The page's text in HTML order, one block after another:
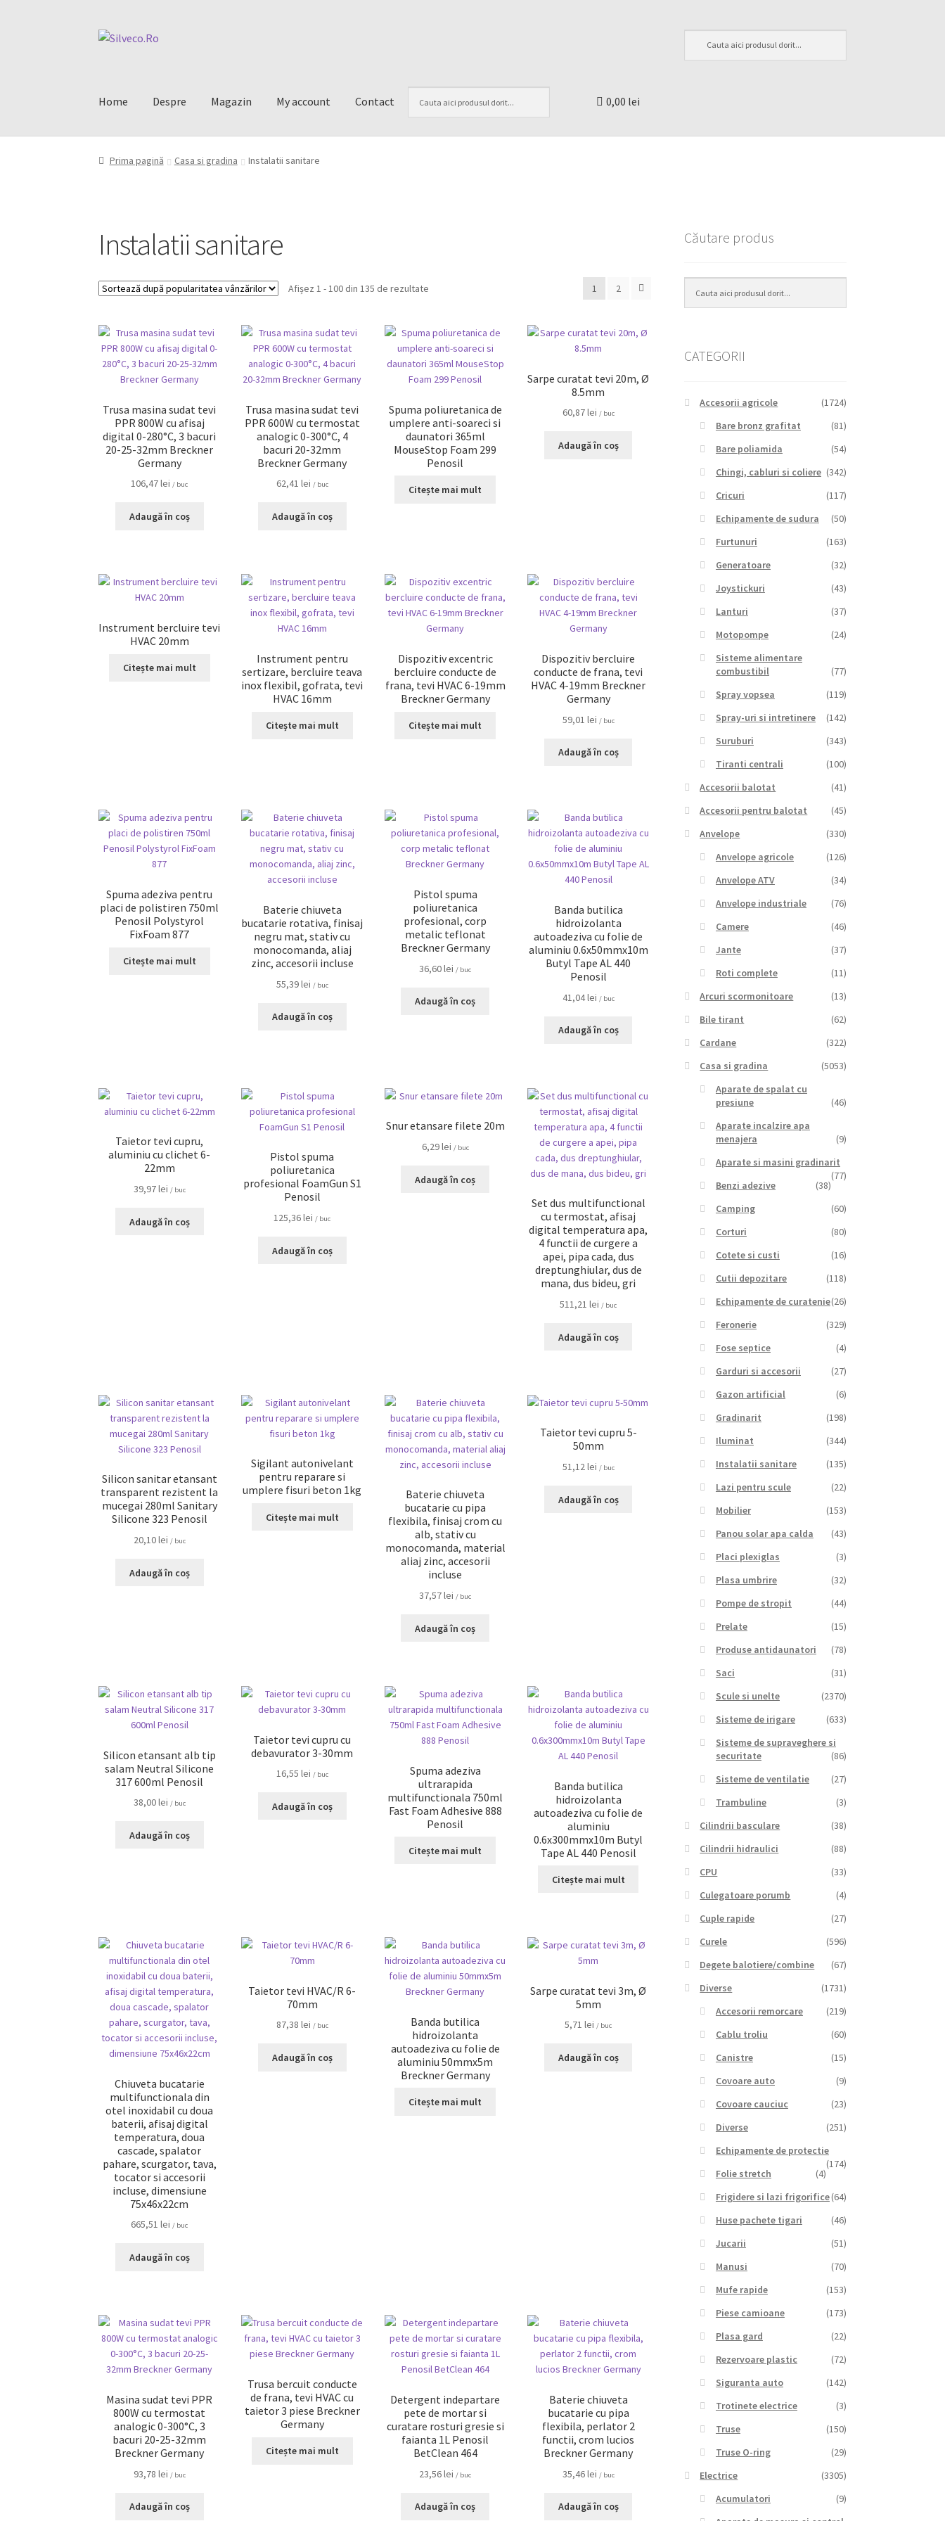
Home Despre Magazin My account Contact 0,00 lei
Prima pagină Casa si gradina Instalatii sanitare
Instalatii sanitare
Afișez 1 - 100 din 135 de rezultate 1 2
Trusa masina sudat tevi
PPR 800W cu afisaj
digital 0-280°C, 3 bacuri
20-25-32mm Breckner
Germany
106,47lei / buc
Adaugă în coș
Trusa masina sudat tevi
PPR 600W cu termostat
analogic 0-300°C, 4
bacuri 20-32mm
Breckner Germany
62,41 lei / buc
Adaugă în coș
Spuma poliuretanica de
umplere anti-soareci si
daunatori 365ml
MouseStop Foam 299
Penosil
Citește mai mult
Sarpe curatat tevi 20m, Ø
8.5mm
60,87lei / buc
Adaugă în coș
Instrument bercluire tevi
HVAC 20mm
Citește mai mult
Instrument pentru
sertizare, bercluire teava
inox flexibil, gofrata, tevi
HVAC 16mm
Citește mai mult
Dispozitiv excentric
bercluire conducte de
frana, tevi HVAC 6-19mm
Breckner Germany
Citește mai mult
Dispozitiv bercluire
conducte de frana, tevi
HVAC 4-19mm Breckner
Germany
59,01 lei / buc
Adaugă în coș
Spuma adeziva pentru
placi de polistiren 750ml
Penosil Polystyrol
FixFoam 877
Citește mai mult
Baterie chiuveta
bucatarie rotativa, finisaj
negru mat, stativ cu
monocomanda, aliaj
zinc, accesorii incluse
55,39lei / buc
Adaugă în coș
Pistol spuma
poliuretanica
profesional, corp
metalic teflonat
Breckner Germany
36,60lei / buc
Adaugă în coș
Banda butilica
hidroizolanta
autoadeziva cu folie de
aluminiu 0.6x50mmx10m
Butyl Tape AL 440
Penosil
41,04lei / buc
Adaugă în coș
Taietor tevi cupru,
aluminiu cu clichet 6-
22mm
39,97lei / buc
Adaugă în coș
Pistol spuma
poliuretanica
profesional FoamGun S1
Penosil
125,36lei / buc
Adaugă în coș
Snur etansare filete 20m
6,29lei / buc
Adaugă în coș
Set dus multifunctional
cu termostat, afisaj
digital temperatura apa,
4 functii de curgere a
apei, pipa cada, dus
dreptunghiular, dus de
mana, dus bideu, gri
511,21 lei / buc
Adaugă în coș
Silicon sanitar etansant
transparent rezistent la
mucegai 280ml Sanitary
Silicone 323 Penosil
20,10lei / buc
Adaugă în coș
Sigilant autonivelant
pentru reparare si
umplere fisuri beton 1kg
Citește mai mult
Baterie chiuveta
bucatarie cu pipa
flexibila, finisaj crom cu
alb, stativ cu
monocomanda, material
aliaj zinc, accesorii
incluse
37,57lei / buc
Adaugă în coș
Taietor tevi cupru 5-
50mm
51,12lei / buc
Adaugă în coș
Silicon etansant alb tip
salam Neutral Silicone
317 600ml Penosil
38,00lei / buc
Adaugă în coș
Taietor tevi cupru cu
debavurator 3-30mm
16,55 lei / buc
Adaugă în coș
Spuma adeziva
ultrarapida
multifunctionala 750ml
Fast Foam Adhesive 888
Penosil
Citește mai mult
Banda butilica
hidroizolanta
autoadeziva cu folie de
aluminiu
0.6x300mmx10m Butyl
Tape AL 440 Penosil
Citește mai mult
Chiuveta bucatarie
multifunctionala din
otel inoxidabil cu doua
baterii, afisaj digital
temperatura, doua
cascade, spalator
pahare, scurgator, tava,
tocator si accesorii
incluse, dimensiune
75x46x22cm
665,51lei / buc
Adaugă în coș
Taietor tevi HVAC/R 6-
70mm
87,38 lei / buc
Adaugă în coș
Banda butilica
hidroizolanta
autoadeziva cu folie de
aluminiu 50mmx5m
Breckner Germany
Citește mai mult
Sarpe curatat tevi 3m, Ø
5mm
5,71 lei / buc
Adaugă în coș
Masina sudat tevi PPR
800W cu termostat
analogic 0-300°C, 3
bacuri 20-25-32mm
Breckner Germany
93,78 lei / buc
Adaugă în coș
Trusa bercuit conducte
de frana, tevi HVAC cu
taietor 3 piese Breckner
Germany
Citește mai mult
Detergent indepartare
pete de mortar si
curatare rosturi gresie si
faianta 1L Penosil
BetClean 464
23,56lei / buc
Adaugă în coș
Baterie chiuveta
bucatarie cu pipa
flexibila, perlator 2
functii, crom lucios
Breckner Germany
35,46lei / buc
Adaugă în coș
Căutare produs
CATEGORII
Accesorii agricole
(1724)
Bare bronz grafitat
(81)
Bare poliamida
(54)
Chingi, cabluri si coliere (342)
Cricuri
(117)
Echipamente de sudura
(50)
Furtunuri
(163)
Generatoare
(32)
Joystickuri
(43)
Lanturi
(37)
Motopompe
(24)
Sisteme alimentare
combustibil
(77)
Spray vopsea
(119)
Spray-uri si intretinere
(142)
Suruburi
(343)
Tiranti centrali
(100)
Accesorii balotat
(41)
Accesorii pentru balotat
(45)
Anvelope
(330)
Anvelope agricole
(126)
Anvelope ATV
(34)
Anvelope industriale
(76)
Camere
(46)
Jante
(37)
Roti complete
(11)
Arcuri scormonitoare
(13)
Bile tirant
(62)
Cardane
(322)
Casa si gradina
(5053)
Aparate de spalat cu
presiune
(46)
Aparate incalzire apa
menajera
(9)
Aparate si masini gradinarit
(77)
Benzi adezive
(38)
Camping
(60)
Corturi
(80)
Cotete si custi
(16)
Cutii depozitare
(118)
Echipamente de curatenie(26)
Feronerie
(329)
Fose septice
(4)
Garduri si accesorii
(27)
Gazon artificial
(6)
Gradinarit
(198)
Iluminat
(344)
Instalatii sanitare
(135)
Lazi pentru scule
(22)
Mobilier
(153)
Panou solar apa calda
(43)
Placi plexiglas
(3)
Plasa umbrire
(32)
Pompe de stropit
(44)
Prelate
(15)
Produse antidaunatori
(78)
Saci
(31)
Scule si unelte
(2370)
Sisteme de irigare
(633)
Sisteme de supraveghere si
securitate
(86)
Sisteme de ventilatie
(27)
Trambuline
(3)
Cilindrii basculare
(38)
Cilindrii hidraulici
(88)
CPU
(33)
Culegatoare porumb
(4)
Cuple rapide
(27)
Curele
(596)
Degete balotiere/combine
(67)
Diverse
(1731)
Accesorii remorcare
(219)
Cablu troliu
(60)
Canistre
(15)
Covoare auto
(9)
Covoare cauciuc
(23)
Diverse
(251)
Echipamente de protectie
(174)
Folie stretch
(4)
Frigidere si lazi frigorifice(64)
Huse pachete tigari
(46)
Jucarii
(51)
Manusi
(70)
Mufe rapide
(153)
Piese camioane
(173)
Plasa gard
(22)
Rezervoare plastic
(72)
Siguranta auto
(142)
Trotinete electrice
(3)
Truse
(150)
Truse O-ring
(29)
Electrice
(3305)
Acumulatori
(9)